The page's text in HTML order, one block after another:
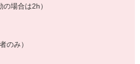
の何気ない会話を大切にする、落ち着い
場合は2h）
のみ）